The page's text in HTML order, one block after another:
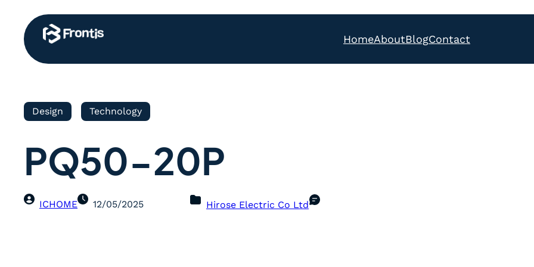
HomeAboutBlogContact
Design Technology
PQ50-20P
ICHOME 12/05/2025 Hirose Electric Co Ltd